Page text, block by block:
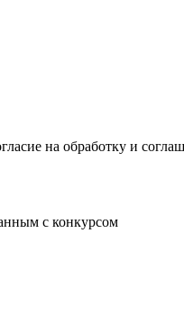
на обработку и
с конкурсом